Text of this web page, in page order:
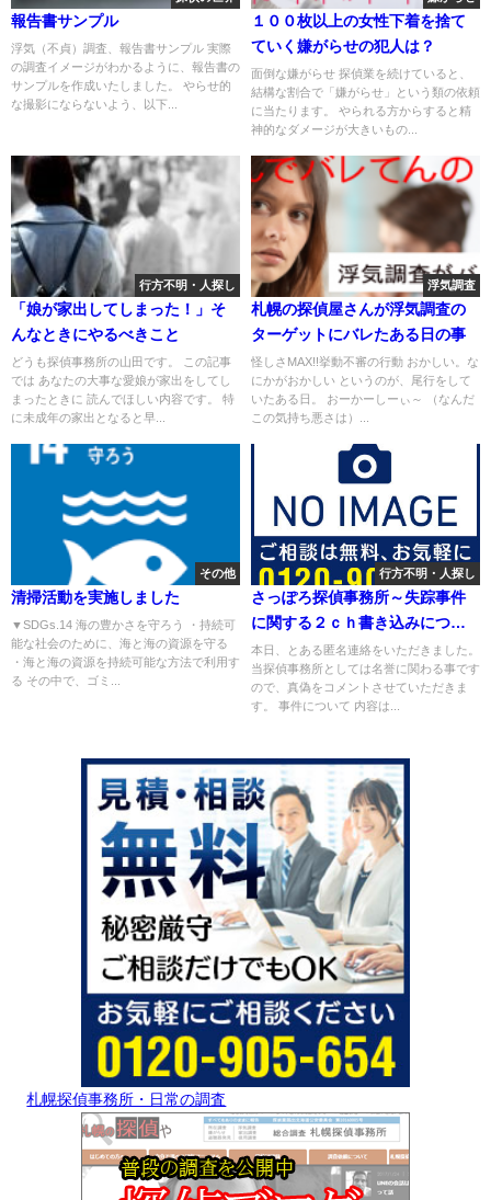
報告書サンプル
浮気（不貞）調査、報告書サンプル 実際
の調査イメージがわかるように、報告書の
サンプルを作成いたしました。 やらせ的
な撮影にならないよう、以下...
１００枚以上の女性下着を捨て
ていく嫌がらせの犯人は？
面倒な嫌がらせ 探偵業を続けていると、
結構な割合で「嫌がらせ」という類の依頼
に当たります。 やられる方からすると精
神的なダメージが大きいもの...
行方不明・人探し
「娘が家出してしまった！」そ
んなときにやるべきこと
どうも探偵事務所の山田です。 この記事
では あなたの大事な愛娘が家出をしてし
まったときに 読んでほしい内容です。 特
に未成年の家出となると早...
浮気調査
札幌の探偵屋さんが浮気調査の
ターゲットにバレたある日の事
怪しさMAX!!挙動不審の行動 おかしい。な
にかがおかしい というのが、尾行をして
いたある日。 おーかーしーぃ～ （なんだ
この気持ち悪さは）...
その他
清掃活動を実施しました
▼SDGs.14 海の豊かさを守ろう ・持続可
能な社会のために、海と海の資源を守る
・海と海の資源を持続可能な方法で利用す
る その中で、ゴミ...
行方不明・人探し
さっぽろ探偵事務所～失踪事件
に関する２ｃｈ書き込みについ
て
本日、とある匿名連絡をいただきました。
当探偵事務所としては名誉に関わる事です
ので、真偽をコメントさせていただきま
す。 事件について 内容は...
札幌探偵事務所・日常の調査